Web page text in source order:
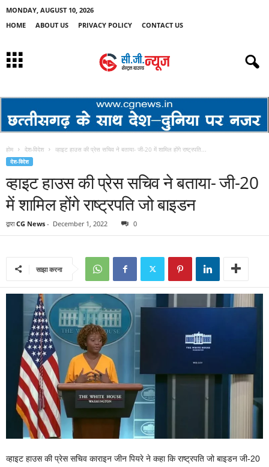
MONDAY, AUGUST 10, 2026
HOME
ABOUT US PRIVACY POLICY CONTACT US
होम देश-विदेश व्हाइट हाउस की प्रेस सचिव ने बताया- जी-20 में शामिल होंगे राष्ट्रपति...
देश-विदेश
व्हाइट हाउस की प्रेस सचिव ने बताया- जी-20
में शामिल होंगे राष्ट्रपति जो बाइडन
द्वारा CG News - December 1, 2022 0
साझा करना
व्हाइट हाउस की प्रेस सचिव काराइन जीन पियरे ने कहा कि राष्ट्रपति जो बाइडन जी-20